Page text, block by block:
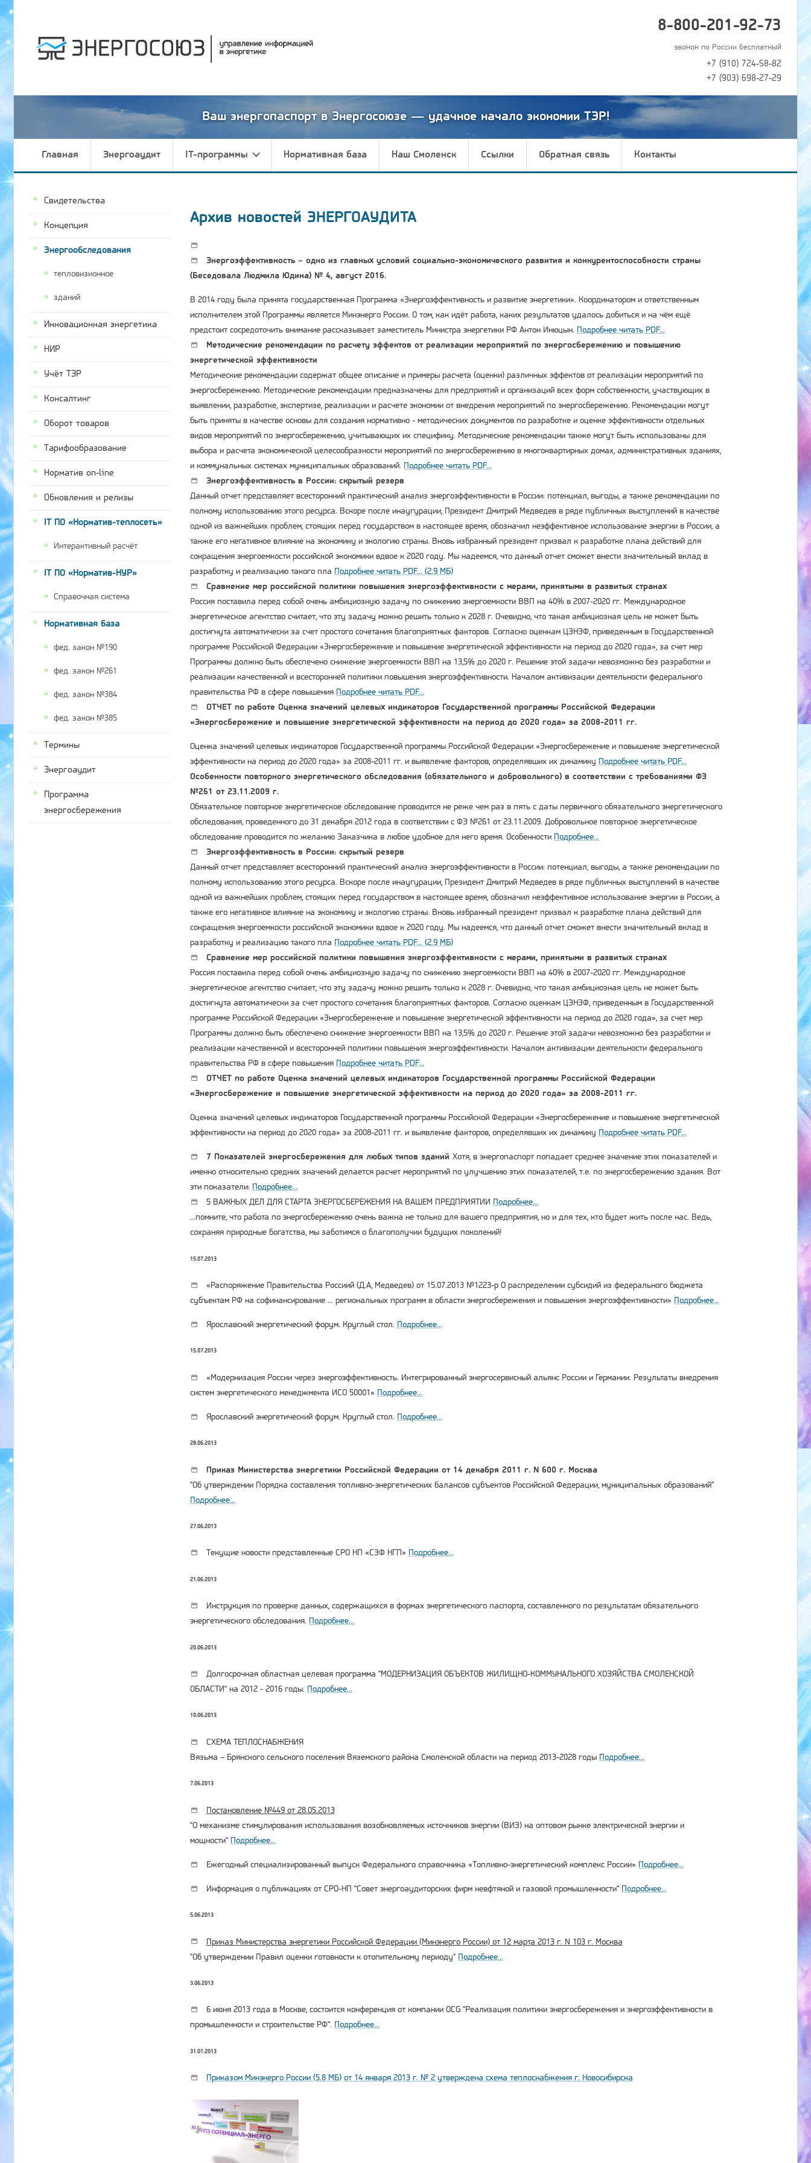
8-800-201-92-73
звонок по России бесплатный
+7 (910) 724-58-82
+7 (903) 698-27-29
Ваш энергопаспорт в Энергосоюзе — удачное начало экономии ТЭР!
Главная Энергоаудит IT-программы Нормативная база Наш Смоленск Ссылки Обратная связь Контакты
Свидетельства
Концепция
Энергообследования
тепловизионное
зданий
Инновационная энергетика
НИР
Учёт ТЭР
Консалтинг
Оборот товаров
Тарифообразование
Норматив on-line
Обновления и релизы
IT ПО «Норматив-теплосеть»
Интерактивный расчёт
IT ПО «Норматив-НУР»
Справочная система
Нормативная база
фед. закон №190
фед. закон №261
фед. закон №384
фед. закон №385
Термины
Энергоаудит
Программа
энергосбережения
Архив новостей ЭНЕРГОАУДИТА
Энергоэффективность – одно из главных условий социально-экономического развития и конкурентоспособности страны
(Беседовала Людмила Юдина) № 4, август 2016.
В 2014 году была принята государственная Программа «Энергоэффективность и развитие энергетики». Координатором и ответственным
исполнителем этой Программы является Минэнерго России. О том, как идёт работа, каких результатов удалось добиться и на чём ещё
предстоит сосредоточить внимание рассказывает заместитель Министра энергетики РФ Антон Инюцын. Подробнее читать PDF...
Методические рекомендации по расчету эффектов от реализации мероприятий по энергосбережению и повышению
энергетической эффективности
Методические рекомендации содержат общее описание и примеры расчета (оценки) различных эффектов от реализации мероприятий по
энергосбережению. Методические рекомендации предназначены для предприятий и организаций всех форм собственности, участвующих в
выявлении, разработке, экспертизе, реализации и расчете экономии от внедрения мероприятий по энергосбережению. Рекомендации могут
быть приняты в качестве основы для создания нормативно - методических документов по разработке и оценке эффективности отдельных
видов мероприятий по энергосбережению, учитывающих их специфику. Методические рекомендации также могут быть использованы для
выбора и расчета экономической целесообразности мероприятий по энергосбережению в многоквартирных домах, административных зданиях,
и коммунальных системах муниципальных образований. Подробнее читать PDF...
Энергоэффективность в России: скрытый резерв
Данный отчет представляет всесторонний практический анализ энергоэффективности в России: потенциал, выгоды, а также рекомендации по
полному использованию этого ресурса. Вскоре после инаугурации, Президент Дмитрий Медведев в ряде публичных выступлений в качестве
одной из важнейших проблем, стоящих перед государством в настоящее время, обозначил неэффективное использование энергии в России, а
также его негативное влияние на экономику и экологию страны. Вновь избранный президент призвал к разработке плана действий для
сокращения энергоемкости российской экономики вдвое к 2020 году. Мы надеемся, что данный отчет сможет внести значительный вклад в
разработку и реализацию такого пла Подробнее читать PDF... (2.9 МБ)
Сравнение мер российской политики повышения энергоэффективности с мерами, принятыми в развитых странах
Россия поставила перед собой очень амбициозную задачу по снижению энергоемкости ВВП на 40% в 2007-2020 гг. Международное
энергетическое агентство считает, что эту задачу можно решить только к 2028 г. Очевидно, что такая амбициозная цель не может быть
достигнута автоматически за счет простого сочетания благоприятных факторов. Согласно оценкам ЦЭНЭФ, приведенным в Государственной
программе Российской Федерации «Энергосбережение и повышение энергетической эффективности на период до 2020 года», за счет мер
Программы должно быть обеспечено снижение энергоемкости ВВП на 13,5% до 2020 г. Решение этой задачи невозможно без разработки и
реализации качественной и всесторонней политики повышения энергоэффективности. Началом активизации деятельности федерального
правительства РФ в сфере повышения Подробнее читать PDF...
ОТЧЕТ по работе Оценка значений целевых индикаторов Государственной программы Российской Федерации
«Энергосбережение и повышение энергетической эффективности на период до 2020 года» за 2008-2011 гг.
Оценка значений целевых индикаторов Государственной программы Российской Федерации «Энергосбережение и повышение энергетической
эффективности на период до 2020 года» за 2008-2011 гг. и выявление факторов, определявших их динамику Подробнее читать PDF...
Особенности повторного энергетического обследования (обязательного и добровольного) в соответствии с требованиями ФЗ
№261 от 23.11.2009 г.
Обязательное повторное энергетическое обследование проводится не реже чем раз в пять с даты первичного обязательного энергетического
обследования, проведенного до 31 декабря 2012 года в соответствии с ФЗ №261 от 23.11.2009. Добровольное повторное энергетическое
обследование проводится по желанию Заказчика в любое удобное для него время. Особенности Подробнее...
Энергоэффективность в России: скрытый резерв
Данный отчет представляет всесторонний практический анализ энергоэффективности в России: потенциал, выгоды, а также рекомендации по
полному использованию этого ресурса. Вскоре после инаугурации, Президент Дмитрий Медведев в ряде публичных выступлений в качестве
одной из важнейших проблем, стоящих перед государством в настоящее время, обозначил неэффективное использование энергии в России, а
также его негативное влияние на экономику и экологию страны. Вновь избранный президент призвал к разработке плана действий для
сокращения энергоемкости российской экономики вдвое к 2020 году. Мы надеемся, что данный отчет сможет внести значительный вклад в
разработку и реализацию такого пла Подробнее читать PDF... (2.9 МБ)
Сравнение мер российской политики повышения энергоэффективности с мерами, принятыми в развитых странах
Россия поставила перед собой очень амбициозную задачу по снижению энергоемкости ВВП на 40% в 2007-2020 гг. Международное
энергетическое агентство считает, что эту задачу можно решить только к 2028 г. Очевидно, что такая амбициозная цель не может быть
достигнута автоматически за счет простого сочетания благоприятных факторов. Согласно оценкам ЦЭНЭФ, приведенным в Государственной
программе Российской Федерации «Энергосбережение и повышение энергетической эффективности на период до 2020 года», за счет мер
Программы должно быть обеспечено снижение энергоемкости ВВП на 13,5% до 2020 г. Решение этой задачи невозможно без разработки и
реализации качественной и всесторонней политики повышения энергоэффективности. Началом активизации деятельности федерального
правительства РФ в сфере повышения Подробнее читать PDF...
ОТЧЕТ по работе Оценка значений целевых индикаторов Государственной программы Российской Федерации
«Энергосбережение и повышение энергетической эффективности на период до 2020 года» за 2008-2011 гг.
Оценка значений целевых индикаторов Государственной программы Российской Федерации «Энергосбережение и повышение энергетической
эффективности на период до 2020 года» за 2008-2011 гг. и выявление факторов, определявших их динамику Подробнее читать PDF...
7 Показателей энергосбережения для любых типов зданий Хотя, в энергопаспорт попадает среднее значение этих показателей и
именно относительно средних значений делается расчет мероприятий по улучшению этих показателей, т.е. по энергосбережению здания. Вот
эти показатели: Подробнее...
5 ВАЖНЫХ ДЕЛ ДЛЯ СТАРТА ЭНЕРГОСБЕРЕЖЕНИЯ НА ВАШЕМ ПРЕДПРИЯТИИ Подробнее...
...помните, что работа по энергосбережению очень важна не только для вашего предприятия, но и для тех, кто будет жить после нас. Ведь,
сохраняя природные богатства, мы заботимся о благополучии будущих поколений!
15.07.2013
«Распоряжение Правительства Россиий (Д.А, Медведев) от 15.07.2013 №1223-р О распределении субсидий из федерального бюджета
субъектам РФ на софинансирование ... региональных программ в области энергосбережения и повышения энергоэффективности» Подробнее...
Ярославский энергетический форум. Круглый стол. Подробнее...
15.07.2013
«Модернизация России через энергоэффективность. Интегрированный энергосервисный альянс России и Германии. Результаты внедрения
систем энергетического менеджмента ИСО 50001» Подробнее...
Ярославский энергетический форум. Круглый стол. Подробнее...
28.06.2013
Приказ Министерства энергетики Российской Федерации от 14 декабря 2011 г. N 600 г. Москва
"Об утверждении Порядка составления топливно-энергетических балансов субъектов Российской Федерации, муниципальных образований”
Подробнее...
27.06.2013
Текущие новости представленные СРО НП «СЭФ НГП» Подробнее...
21.06.2013
Инструкция по проверке данных, содержащихся в формах энергетического паспорта, составленного по результатам обязательного
энергетического обследования. Подробнее...
20.06.2013
Долгосрочная областная целевая программа "МОДЕРНИЗАЦИЯ ОБЪЕКТОВ ЖИЛИЩНО-КОММУНАЛЬНОГО ХОЗЯЙСТВА СМОЛЕНСКОЙ
ОБЛАСТИ" на 2012 - 2016 годы. Подробнее...
10.06.2013
СХЕМА ТЕПЛОСНАБЖЕНИЯ
Вязьма – Брянского сельского поселения Вяземского района Смоленской области на период 2013-2028 годы Подробнее...
7.06.2013
Постановление №449 от 28.05.2013
"О механизме стимулирования использования возобновляемых источников энергии (ВИЭ) на оптовом рынке электрической энергии и
мощности" Подробнее...
Ежегодный специализированный выпуск Федерального справочника «Топливно-энергетический комплекс России» Подробнее...
Информация о публикациях от СРО-НП "Совет энергоаудиторских фирм невфтяной и газовой промышленности" Подробнее...
5.06.2013
Приказ Министерства энергетики Российской Федерации (Минэнерго России) от 12 марта 2013 г. N 103 г. Москва
"Об утверждении Правил оценки готовности к отопительному периоду" Подробнее...
3.06.2013
6 июня 2013 года в Москве, состоится конференция от компании OCG "Реализация политики энергосбережения и энергоэффективности в
промышленности и строительстве РФ". Подробнее...
31.01.2013
Приказом Минэнерго России (5.8 МБ) от 14 января 2013 г. № 2 утверждена схема теплоснабжения г. Новосибирска